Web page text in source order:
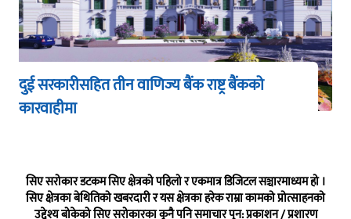
दुई सरकारीसहित तीन वाणिज्य बैंक राष्ट्र बैंकको
कारवाहीमा
सिए सरोकार डटकम सिए क्षेत्रको पहिलो र एकमात्र डिजिटल सञ्चारमाध्यम हो ।
सिए क्षेत्रका बेथितिको खबरदारी र यस क्षेत्रका हरेक राम्रा कामको प्रोत्साहनको
उद्देश्य बोकेको सिए सरोकारका कुनै पनि समाचार पुन: प्रकाशन / प्रशारण